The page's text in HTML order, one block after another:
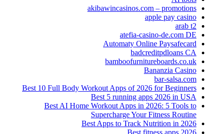
akibawincasinos.com – promotions
apple pay casino
arab t2
atefia-casino-de.com DE
Automaty Online Paysafecard
badcreditpdloans CA
bamboofurnitureboards.co.uk
Bananzia Casino
bar-salsa.com
Best 10 Full Body Workout Apps of 2026 for Beginners
Best 5 running apps 2026 in USA
Best AI Home Workout Apps in 2026: 5 Tools to
Supercharge Your Fitness Routine
Best Apps to Track Nutrition in 2026